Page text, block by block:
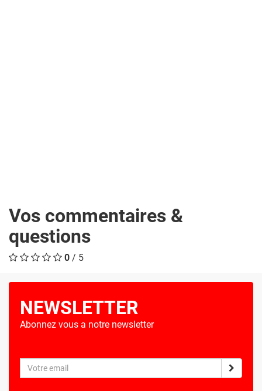
Vos commentaires &
questions
0 / 5
NEWSLETTER
Abonnez vous a notre newsletter